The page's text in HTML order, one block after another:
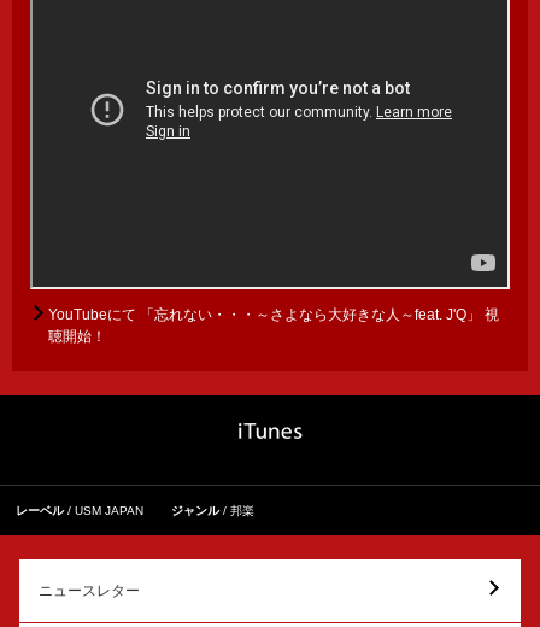
YouTubeにて 「忘れない・・・～さよなら大好きな人～feat. J'Q」 視
聴開始！
レーベル USM JAPAN ジャンル 邦楽
ニュースレター